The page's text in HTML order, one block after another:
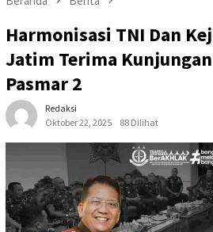
Harmonisasi TNI Dan
Jatim Terima
Pasmar 2
Redaksi
Oktober 22, 2025
88 Dilihat